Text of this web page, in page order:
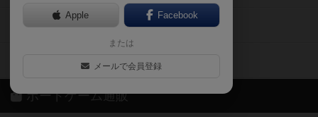
Apple Facebook
または
メールで会員登録
ボードゲーム業界コラム
ボドゲーマご利用案内
ボードゲーム通販